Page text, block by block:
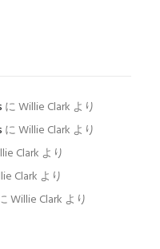
にWillie Clark より
にWillie Clark より
Clark より
Clark より
Willie Clark より